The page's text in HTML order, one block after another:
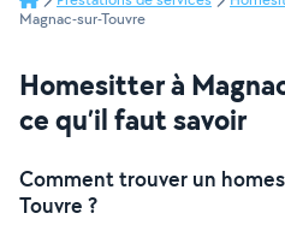
Magnac-sur-Touvre
Homesitter à
ce qu’il faut savoir
Comment trouver un
Touvre ?